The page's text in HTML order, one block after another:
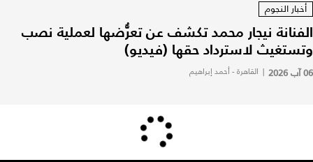
أخبار النجوم
الفنانة نيجار محمد تكشف عن تعرُّضها لعملية نصب
وتستغيث لاسترداد حقها (فيديو)
06 آب 2026 | القاهرة - أحمد إبراهيم